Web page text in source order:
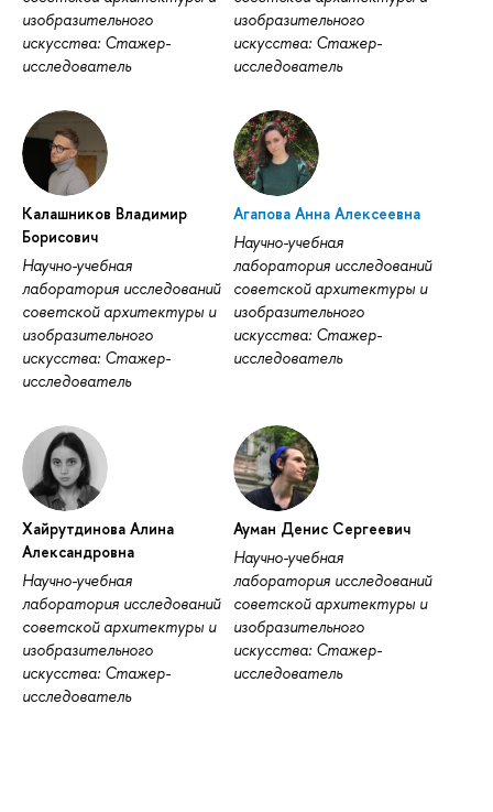
изобразительного
искусства: Стажер-
исследователь
изобразительного
искусства: Стажер-
исследователь
Калашников Владимир
Борисович
Научно-учебная
лаборатория исследований
советской архитектуры и
изобразительного
искусства: Стажер-
исследователь
Агапова Анна Алексеевна
Научно-учебная
лаборатория исследований
советской архитектуры и
изобразительного
искусства: Стажер-
исследователь
Хайрутдинова Алина
Александровна
Научно-учебная
лаборатория исследований
советской архитектуры и
изобразительного
искусства: Стажер-
исследователь
Ауман Денис Сергеевич
Научно-учебная
лаборатория исследований
советской архитектуры и
изобразительного
искусства: Стажер-
исследователь